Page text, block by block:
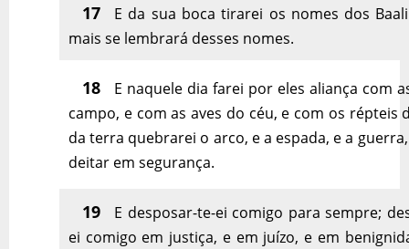
17
E da sua boca tirarei os nomes dos
mais se lembrará desses nomes.
18
E naquele dia farei por eles aliança com
campo, e com as aves do céu, e com os répteis
da terra quebrarei o arco, e a espada, e a
deitar em segurança.
19
E desposar-te-ei comigo para sempre;
ei comigo em justiça, e em juízo, e em